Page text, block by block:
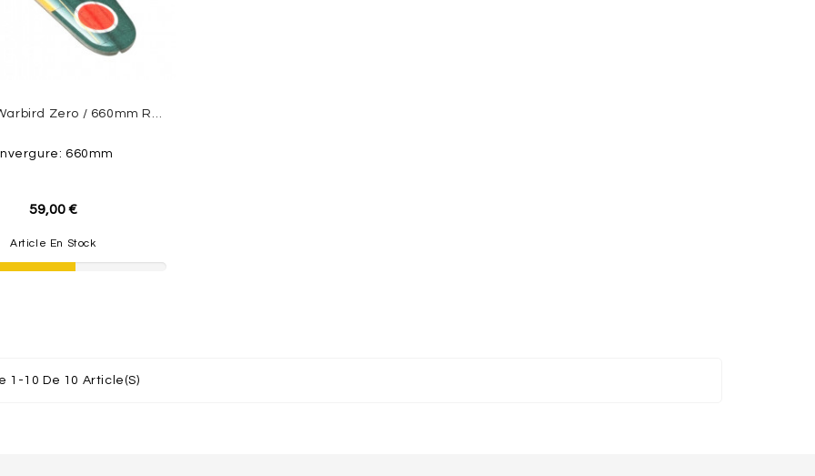
660mm
59,00 €
Article En Stock
1-10 De 10 Article(s)